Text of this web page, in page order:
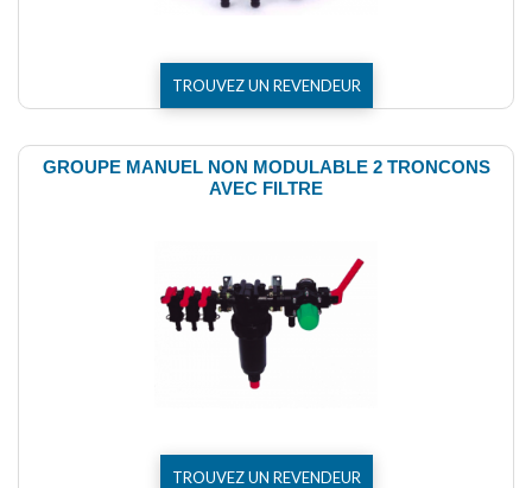
TROUVEZ UN REVENDEUR
GROUPE MANUEL NON MODULABLE 2 TRONCONS
AVEC FILTRE
TROUVEZ UN REVENDEUR